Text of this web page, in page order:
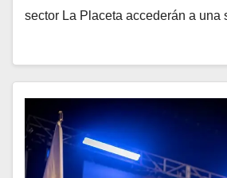
sector La Placeta accederán a